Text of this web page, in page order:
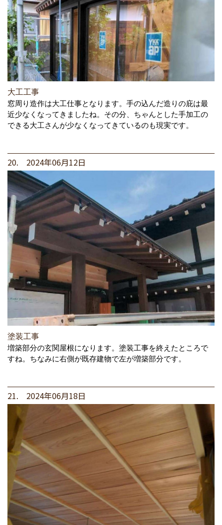
大工工事
窓周り造作は大工仕事となります。手の込んだ造りの庇は最
近少なくなってきましたね。その分、ちゃんとした手加工の
できる大工さんが少なくなってきているのも現実です。
20. 2024年06月12日
塗装工事
増築部分の玄関屋根になります。塗装工事を終えたところで
すね。ちなみに右側が既存建物で左が増築部分です。
21. 2024年06月18日